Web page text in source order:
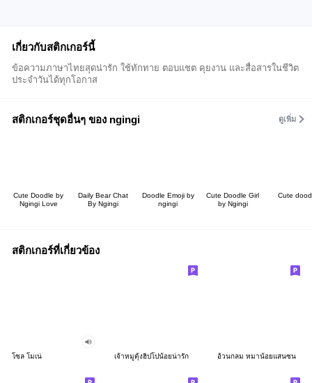
เกี่ยวกับสติกเกอร์นี้
ข้อความภาษาไทยสุดน่ารัก ใช้ทักทาย ตอบแชต คุยงาน และสื่อสารในชีวิต
ประจำวันได้ทุกโอกาส
สติกเกอร์ชุดอื่นๆ ของ ngingi ดูเพิ่ม
Cute Doodle by
Ngingi Love
Daily Bear Chat
By Ngingi
Doodle Emoji by
ngingi
Cute Doodle Girl
by Ngingi
Cute
สติกเกอร์ที่เกี่ยวข้อง
โซล โมเน่ เจ้าหมูดุ้งฮิปโปน้อยน่ารัก อ้วนกลม หมาน้อยแสนซน